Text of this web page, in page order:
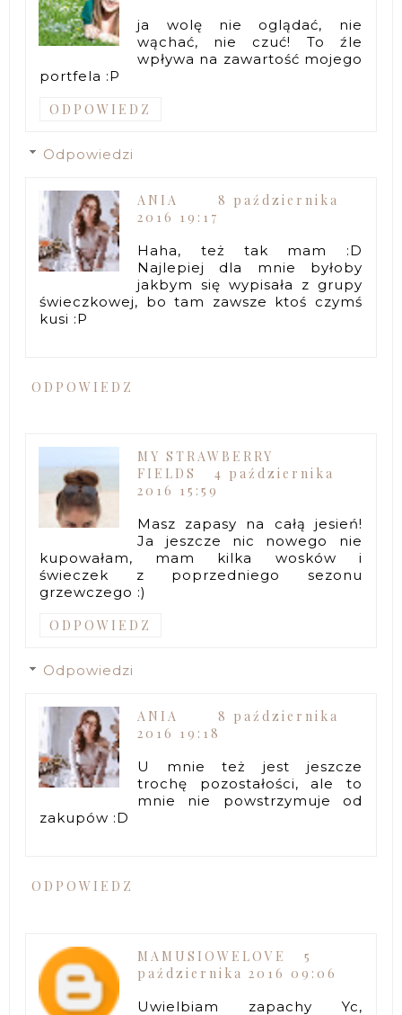
ja wolę nie oglądać, nie
wąchać, nie czuć! To źle
wpływa na zawartość mojego
portfela :P
ODPOWIEDZ
Odpowiedzi
ANIA
8 października
2016 19:17
Haha, też tak mam :D
Najlepiej dla mnie byłoby
jakbym się wypisała z grupy
świeczkowej, bo tam zawsze ktoś czymś
kusi :P
ODPOWIEDZ
MY STRAWBERRY
FIELDS
4 października
2016 15:59
Masz zapasy na całą jesień!
Ja jeszcze nic nowego nie
kupowałam, mam kilka wosków i
świeczek z poprzedniego sezonu
grzewczego :)
ODPOWIEDZ
Odpowiedzi
ANIA
8 października
2016 19:18
U mnie też jest jeszcze
trochę pozostałości, ale to
mnie nie powstrzymuje od
zakupów :D
ODPOWIEDZ
MAMUSIOWELOVE
5
października 2016 09:06
Uwielbiam zapachy Yc,